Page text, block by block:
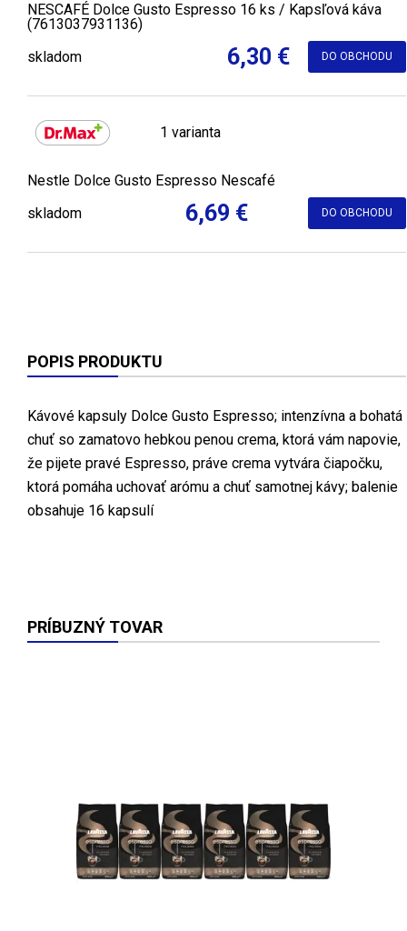
NESCAFÉ Dolce Gusto Espresso 16 ks / Kapsľová káva
(7613037931136)
skladom
6,30 € DO OBCHODU
1 varianta
Nestle Dolce Gusto Espresso Nescafé
skladom
6,69 € DO OBCHODU
POPIS PRODUKTU
Kávové kapsuly Dolce Gusto Espresso; intenzívna a bohatá
chuť so zamatovo hebkou penou crema, ktorá vám napovie,
že pijete pravé Espresso, práve crema vytvára čiapočku,
ktorá pomáha uchovať arómu a chuť samotnej kávy; balenie
obsahuje 16 kapsulí
PRÍBUZNÝ TOVAR